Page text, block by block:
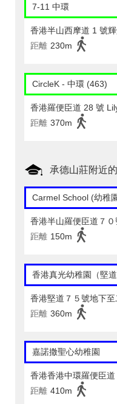
7-11 中環
香港半山西摩道 1 號
距離 230m
CircleK - 中環 (463)
香港羅便臣道 28 號
距離 370m
承德山莊附近
Carmel School (幼稚
香港半山羅便臣道７
距離 150m
香港真光幼稚園（堅道
香港堅道７５號地下至
距離 360m
嘉諾撒聖心幼稚園
香港香港中環羅便臣道
距離 410m